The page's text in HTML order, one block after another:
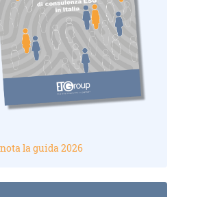
la guida 2026